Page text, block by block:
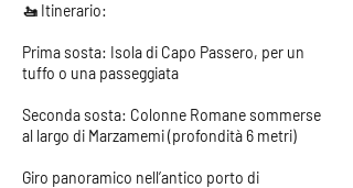
🚤 Itinerario:
Prima sosta: Isola di Capo Passero, per un
tuffo o una passeggiata
Seconda sosta: Colonne Romane sommerse
al largo di Marzamemi (profondità 6 metri)
Giro panoramico nell’antico porto di